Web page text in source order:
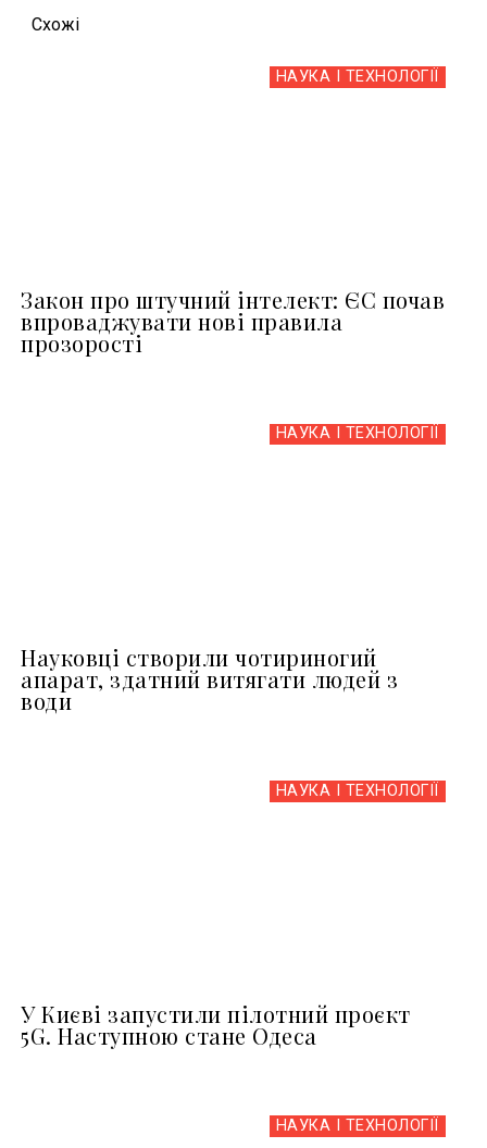
Схожi
НАУКА І ТЕХНОЛОГІЇ
Закон про штучний інтелект: ЄС почав
впроваджувати нові правила
прозорості
НАУКА І ТЕХНОЛОГІЇ
Науковці створили чотириногий
апарат, здатний витягати людей з
води
НАУКА І ТЕХНОЛОГІЇ
У Києві запустили пілотний проєкт
5G. Наступною стане Одеса
НАУКА І ТЕХНОЛОГІЇ